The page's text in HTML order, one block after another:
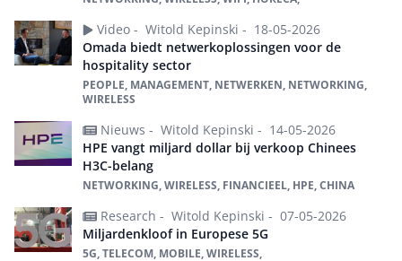
Video - Witold Kepinski - 18-05-2026
Omada biedt netwerkoplossingen voor de
hospitality sector
PEOPLE, MANAGEMENT, NETWERKEN, NETWORKING,
WIRELESS
Nieuws - Witold Kepinski - 14-05-2026
HPE vangt miljard dollar bij verkoop Chinees
H3C-belang
NETWORKING, WIRELESS, FINANCIEEL, HPE, CHINA
Research - Witold Kepinski - 07-05-2026
Miljardenkloof in Europese 5G
5G, TELECOM, MOBILE, WIRELESS,